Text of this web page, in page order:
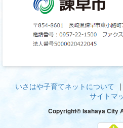
いさはや子育てネットについて
サイトマ
Copyright© Isahaya City